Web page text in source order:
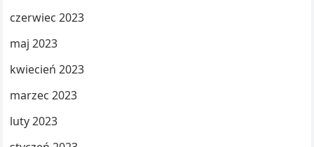
czerwiec 2023
maj 2023
kwiecień 2023
marzec 2023
luty 2023